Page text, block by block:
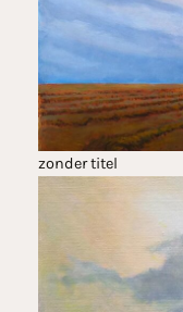
zonder titel